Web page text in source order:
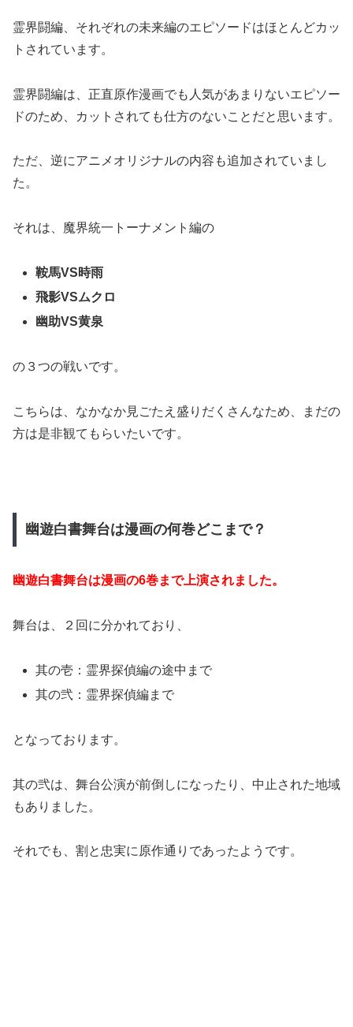
霊界闘編、それぞれの未来編のエピソードはほとんどカッ
トされています。
霊界闘編は、正直原作漫画でも人気があまりないエピソー
ドのため、カットされても仕方のないことだと思います。
ただ、逆にアニメオリジナルの内容も追加されていまし
た。
それは、魔界統一トーナメント編の
鞍馬VS時雨
飛影VSムクロ
幽助VS黄泉
の３つの戦いです。
こちらは、なかなか見ごたえ盛りだくさんなため、まだの
方は是非観てもらいたいです。
幽遊白書舞台は漫画の何巻どこまで？
幽遊白書舞台は漫画の6巻まで上演されました。
舞台は、２回に分かれており、
其の壱：霊界探偵編の途中まで
其の弐：霊界探偵編まで
となっております。
其の弐は、舞台公演が前倒しになったり、中止された地域
もありました。
それでも、割と忠実に原作通りであったようです。